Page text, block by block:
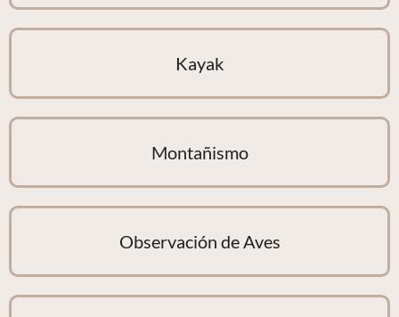
Kayak
Montañismo
Observación de Aves